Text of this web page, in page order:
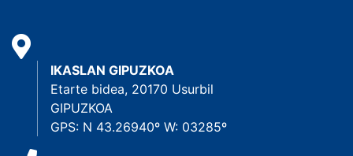
IKASLAN GIPUZKOA
Etarte bidea, 20170 Usurbil
GIPUZKOA
GPS: N 43.26940º W: 03285º